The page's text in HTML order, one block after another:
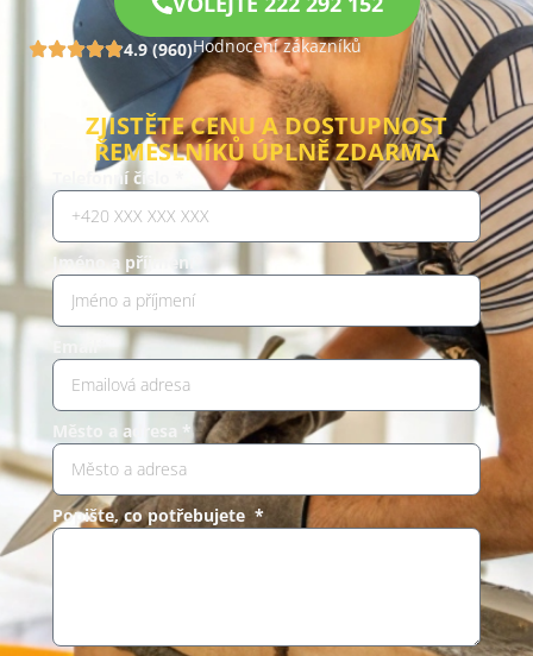
4.9 (960)Hodnocení zákazníků
ZJISTĚTE CENU A DOSTUPNOST
ŘEMESLNÍKŮ ÚPLNĚ ZDARMA
Telefonní číslo *
Jméno a příjmení*
Město a adresa *
Popište, co potřebujete *